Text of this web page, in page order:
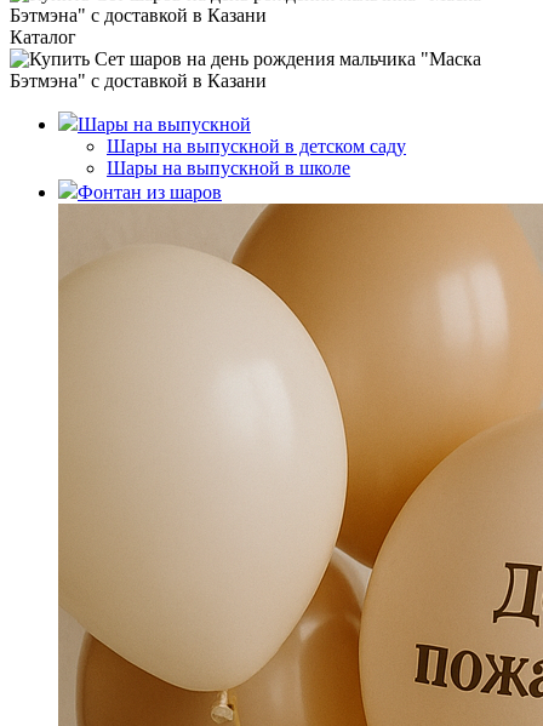
Каталог
Шары на выпускной
Шары на выпускной в детском саду
Шары на выпускной в школе
Фонтан из шаров